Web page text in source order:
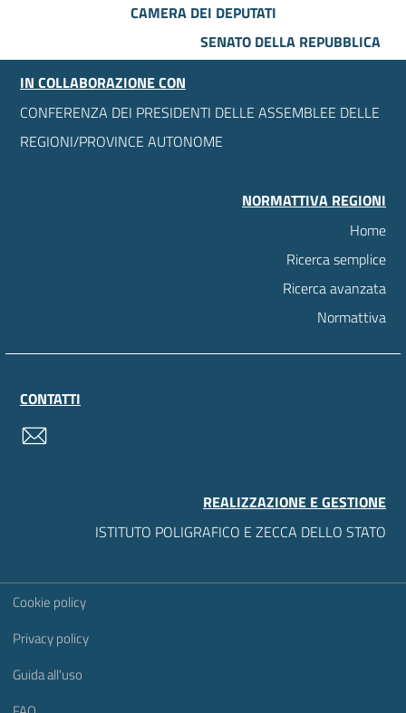
CAMERA DEI DEPUTATI
SENATO DELLA REPUBBLICA
IN COLLABORAZIONE CON
CONFERENZA DEI PRESIDENTI DELLE ASSEMBLEE DELLE
REGIONI/PROVINCE AUTONOME
NORMATTIVA REGIONI
Home
Ricerca semplice
Ricerca avanzata
Normattiva
CONTATTI
REALIZZAZIONE E GESTIONE
ISTITUTO POLIGRAFICO E ZECCA DELLO STATO
Sezione Link Utili
Cookie policy
Privacy policy
Guida all'uso